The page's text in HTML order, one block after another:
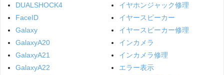
DUALSHOCK4
FaceID
Galaxy
GalaxyA20
GalaxyA21
GalaxyA22
イヤホンジャック修理
イヤースピーカー
イヤースピーカー修理
インカメラ
インカメラ修理
エラー表示